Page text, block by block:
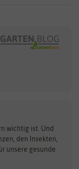
Pots
wichtig ist. Und
den Insekten,
unsere gesunde